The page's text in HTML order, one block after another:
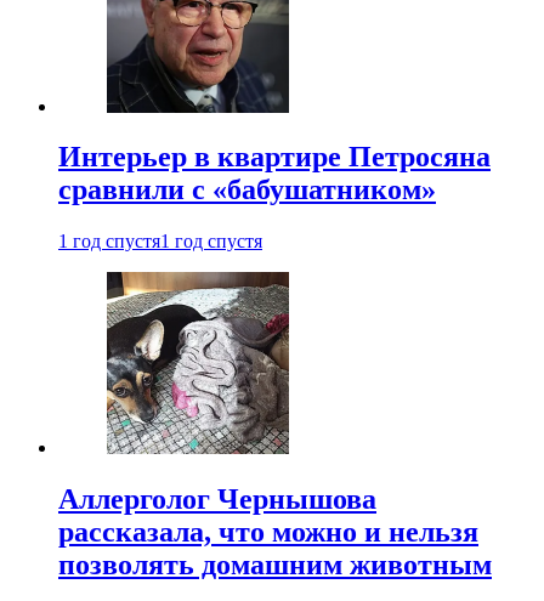
Интерьер в квартире Петросяна
сравнили с «бабушатником»
1 год спустя1 год спустя
Аллерголог Чернышова
рассказала, что можно и нельзя
позволять домашним животным